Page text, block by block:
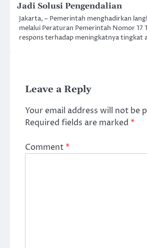
Jadi Solusi Pengendalian
Jakarta, – Pemerintah menghadirkan
melalui Peraturan Pemerintah Nomor 17
respons terhadap meningkatnya tingkat
Leave a Reply
Your email address will not be
Required fields are marked *
Comment*